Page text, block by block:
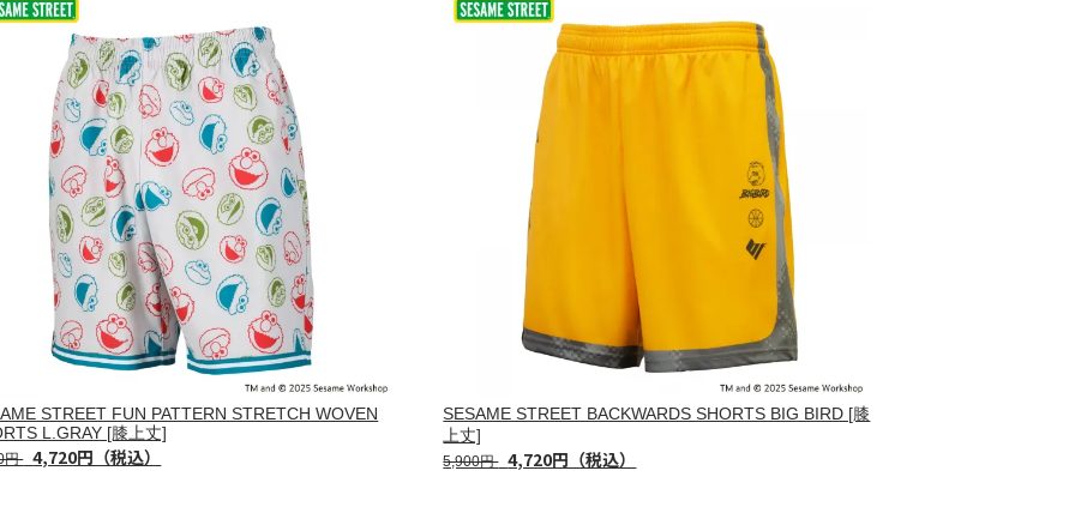
STREET FUN PATTERN STRETCH WOVEN
L.GRAY [膝上丈]
円 4,720円（税込）
SESAME STREET BACKWARDS SHORTS BIG BIRD [膝
上丈]
5,900円 4,720円（税込）